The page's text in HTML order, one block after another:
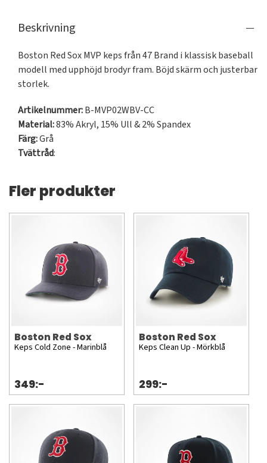
Beskrivning
Boston Red Sox MVP keps från 47 Brand i klassisk baseball
modell med upphöjd brodyr fram. Böjd skärm och justerbar
storlek.
Artikelnummer:B-MVP02WBV-CC
Material:83% Akryl, 15% Ull & 2% Spandex
Färg:Grå
Tvättråd:
Fler produkter
Boston Red Sox
Keps Cold Zone - Marinblå
349:-
Boston Red Sox
Keps Clean Up - Mörkblå
299:-